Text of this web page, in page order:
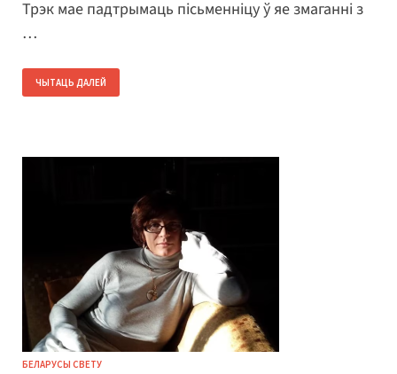
Трэк мае падтрымаць пісьменніцу ў яе змаганні з
…
ЧЫТАЦЬ ДАЛЕЙ
БЕЛАРУСЫ СВЕТУ